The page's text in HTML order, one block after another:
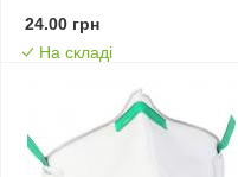
24.00 грн
На складі